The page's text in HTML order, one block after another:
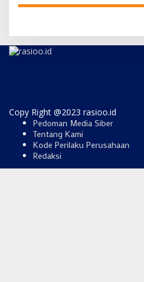
Copy Right @2023 rasioo.id
Pedoman Media Siber
Tentang Kami
Kode Perilaku Perusahaan
Redaksi